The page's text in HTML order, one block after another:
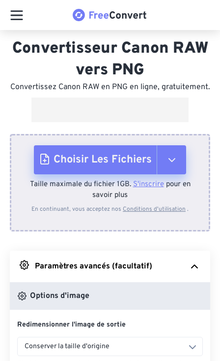
Convertisseur Canon RAW
vers PNG
Convertissez Canon RAW en PNG en ligne, gratuitement.
Choisir Les Fichiers
Depuis l'appareil
Depuis Google Drive
Depuis OneDrive
Depuis l'URL
Taille maximale du fichier 1GB.S'inscrirepour en
savoir plus
En continuant, vous acceptez nos Conditions d'utilisation .
Paramètres avancés (facultatif)
Options d'image
Redimensionner l'image de sortie
Conserver la taille d'origine